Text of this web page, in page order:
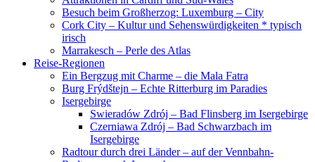
Besuch beim Großherzog: Luxemburg – City
Cork City – Kultur und Sehenswürdigkeiten * typisch
irisch
Marrakesch – Perle des Atlas
Reise-Regionen
Ein Bergzug mit Charme – die Mala Fatra
Burg Frýdštejn – Echte Ritterburg im Paradies
Isergebirge
Swieradów Zdrój – Bad Flinsberg im Isergebirge
Czerniawa Zdrój – Bad Schwarzbach im
Isergebirge
Radtour durch drei Länder – auf der Vennbahn-